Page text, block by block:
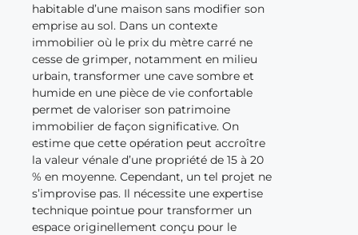
habitable d’une maison sans modifier son
emprise au sol. Dans un contexte
immobilier où le prix du mètre carré ne
cesse de grimper, notamment en milieu
urbain, transformer une cave sombre et
humide en une pièce de vie confortable
permet de valoriser son patrimoine
immobilier de façon significative. On
estime que cette opération peut accroître
la valeur vénale d’une propriété de 15 à 20
% en moyenne. Cependant, un tel projet ne
s’improvise pas. Il nécessite une expertise
technique pointue pour transformer un
espace originellement conçu pour le